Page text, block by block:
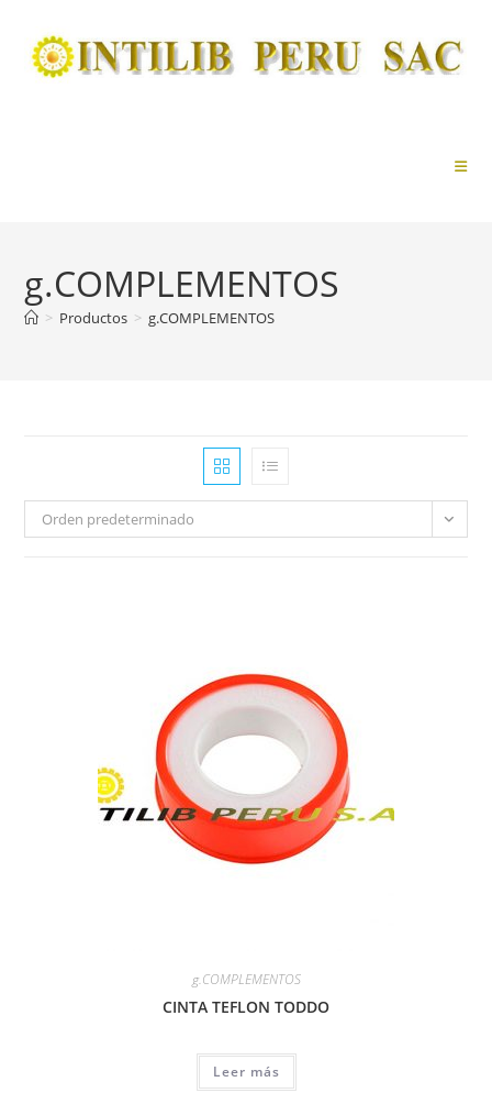
contenido
g.COMPLEMENTOS
> Productos > g.COMPLEMENTOS
Orden predeterminado
g.COMPLEMENTOS
CINTA TEFLON TODDO
Leer más